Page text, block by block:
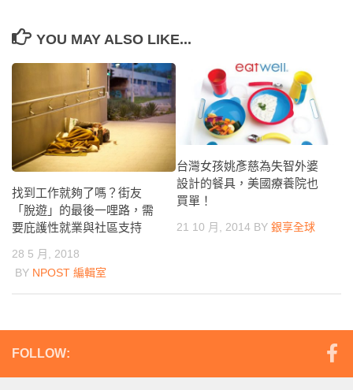
YOU MAY ALSO LIKE...
找到工作就夠了嗎？街友
「脫遊」的最後一哩路，需
要庇護性就業與社區支持
28 5 月, 2018
BY NPOST 編輯室
台灣女孩姚彥慈為失智外婆
設計的餐具，美國療養院也
買單！
21 10 月, 2014 BY 銀享全球
FOLLOW: